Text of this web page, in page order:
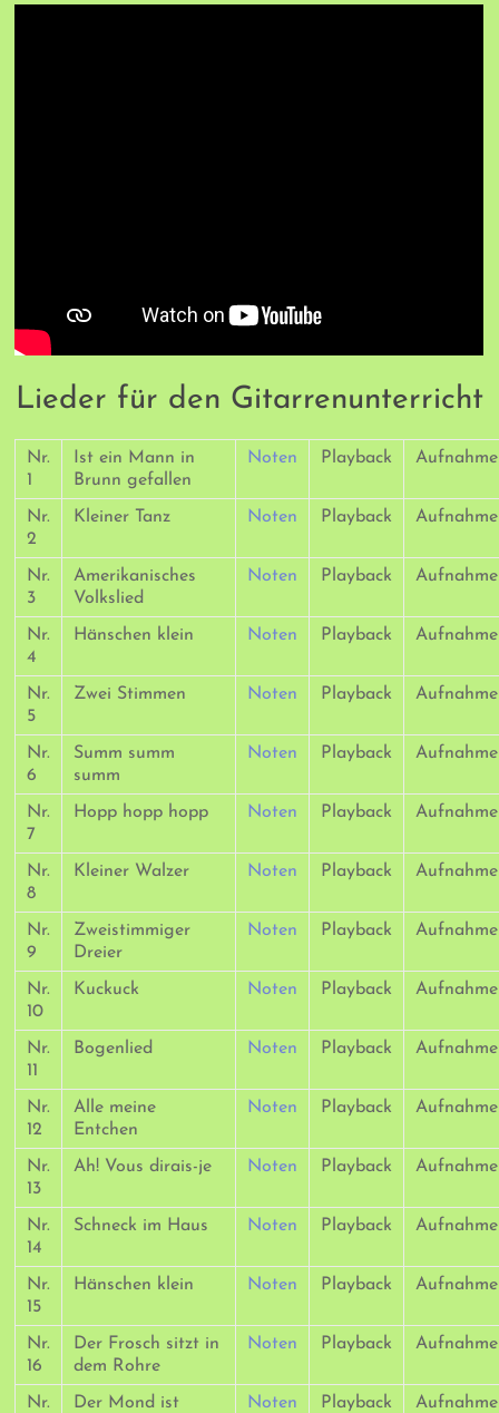
Lieder für den Gitarrenunterricht
Nr.
1
Ist ein Mann in
Brunn gefallen
Noten Playback Aufnahme
Nr.
2
Kleiner Tanz Noten Playback Aufnahme
Nr.
3
Amerikanisches
Volkslied
Noten Playback Aufnahme
Nr.
4
Hänschen klein Noten Playback Aufnahme
Nr.
5
Zwei Stimmen Noten Playback Aufnahme
Nr.
6
Summ summ
summ
Noten Playback Aufnahme
Nr.
7
Hopp hopp hopp Noten Playback Aufnahme
Nr.
8
Kleiner Walzer Noten Playback Aufnahme
Nr.
9
Zweistimmiger
Dreier
Noten Playback Aufnahme
Nr.
10
Kuckuck Noten Playback Aufnahme
Nr.
11
Bogenlied Noten Playback Aufnahme
Nr.
12
Alle meine
Entchen
Noten Playback Aufnahme
Nr.
13
Ah! Vous dirais-je Noten Playback Aufnahme
Nr.
14
Schneck im Haus Noten Playback Aufnahme
Nr.
15
Hänschen klein Noten Playback Aufnahme
Nr.
16
Der Frosch sitzt in
dem Rohre
Noten Playback Aufnahme
Nr.
Der Mond ist
Noten Playback Aufnahme